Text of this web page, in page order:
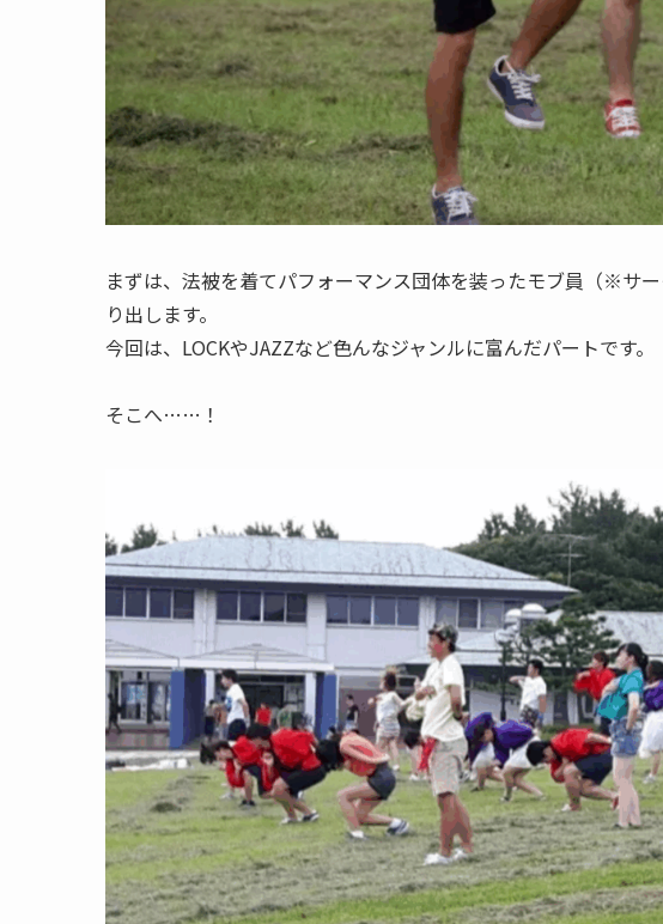
まずは、法被を着てパフォーマンス団体を装ったモブ員（※サ
り出します。
今回は、LOCKやJAZZなど色んなジャンルに富んだパートです。
そこへ……！